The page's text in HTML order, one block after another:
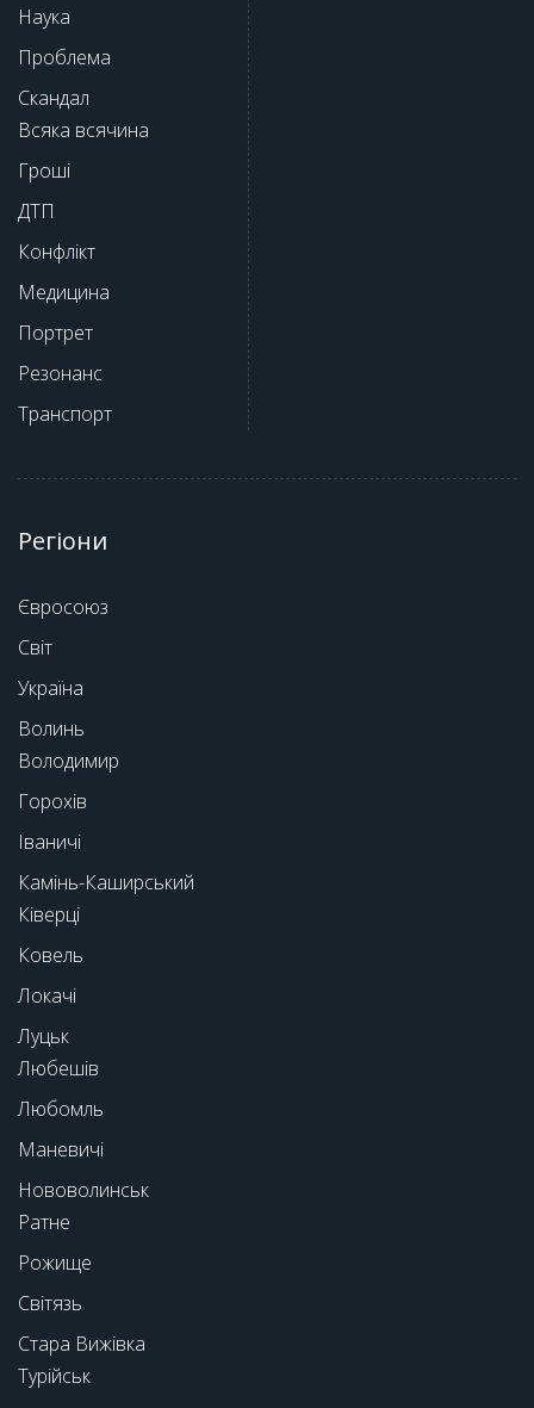
Наука
Проблема
Скандал
Всяка всячина
Гроші
ДТП
Конфлікт
Медицина
Портрет
Резонанс
Транспорт
Регіони
Євросоюз
Світ
Україна
Волинь
Володимир
Горохів
Іваничі
Камінь-Каширський
Ківерці
Ковель
Локачі
Луцьк
Любешів
Любомль
Маневичі
Нововолинськ
Ратне
Рожище
Світязь
Стара Вижівка
Турійськ